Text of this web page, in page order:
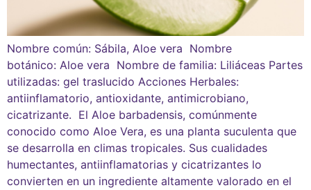
Nombre común: Sábila, Aloe vera Nombre
botánico: Aloe vera Nombre de familia: Liliáceas Partes
utilizadas: gel traslucido Acciones Herbales:
antiinflamatorio, antioxidante, antimicrobiano,
cicatrizante. El Aloe barbadensis, comúnmente
conocido como Aloe Vera, es una planta suculenta que
se desarrolla en climas tropicales. Sus cualidades
humectantes, antiinflamatorias y cicatrizantes lo
convierten en un ingrediente altamente valorado en el